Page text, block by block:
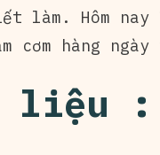
làm. Hôm nay
cơm hàng
liệu :